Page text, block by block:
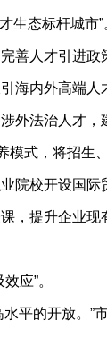
生态标杆城市”
人才引进政
海内外高端
外法治人才
式，将招生
校开设国际
，提升企业
应”。
的开放。”